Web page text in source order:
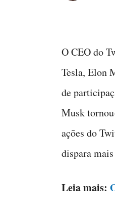
O CEO do
Tesla, Elon
de
Musk
ações do
dispara
Leia mais: